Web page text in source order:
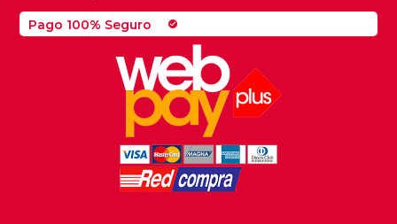
Pago 100% Seguro check_circle